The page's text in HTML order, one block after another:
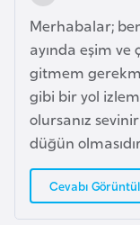
Merhabalar;
ayında eşim
gitmem
gibi bir yol
olursanız
düğün
Cevabı
d
i
s
t
a
n
ı